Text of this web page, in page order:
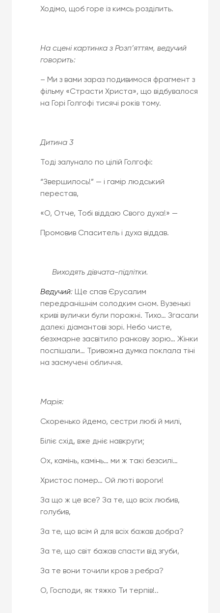
Ходімо, щоб горе із кимсь розділить.
На сцені картинка з Розп’яттям, ведучий
говорить:
– Ми з вами зараз подивимося фрагмент з
фільму «Страсти Христа», що відбувалося
на Горі Голгофі тисячі років тому.
Дитина 3
Тоді залунало по цілій Голгофі:
“Звершилось!” — і гамір людський
перестав,
«О, Отче, Тобі віддаю Свого духа!» —
Промовив Спаситель і духа віддав.
Виходять дівчата-підлітки.
Ведучий: Ще спав Єрусалим
передранішнім солодким сном. Вузенькі
криві вулички були порожні. Тихо… Згасали
далекі діамантові зорі. Небо чисте,
безхмарне засвітило ранкову зорю… Жінки
поспішали… Тривожна думка поклала тіні
на засмучені обличчя.
Марія:
Скоренько йдемо, сестри любі й милі,
Біліє схід, вже дніє навкруги;
Ох, камінь, камінь… ми ж такі безсилі…
Христос помер… Ой люті вороги!
За що ж це все? За те, що всіх любив,
голубив,
За те, що всім й для всіх бажав добра?
За те, що світ бажав спасти від згуби,
За те вони точили кров з ребра?
О, Господи, як тяжко Ти терпів!..